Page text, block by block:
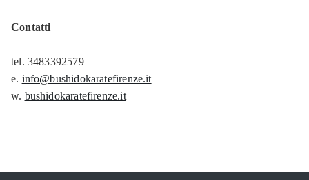
Contatti
tel. 3483392579
e. info@bushidokaratefirenze.it
w. bushidokaratefirenze.it